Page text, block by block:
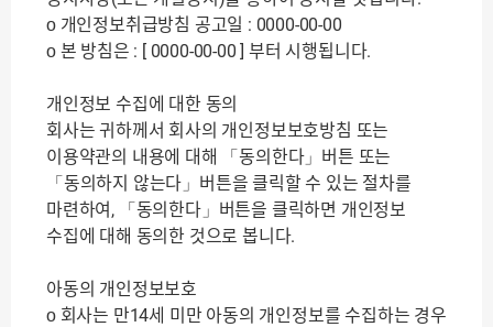
ο 개인정보취급방침 공고일 : 0000-00-00
ο 본 방침은 : [ 0000-00-00 ] 부터 시행됩니다.
개인정보 수집에 대한 동의
회사는 귀하께서 회사의 개인정보보호방침 또는
이용약관의 내용에 대해 「동의한다」버튼 또는
「동의하지 않는다」버튼을 클릭할 수 있는 절차를
마련하여, 「동의한다」버튼을 클릭하면 개인정보
수집에 대해 동의한 것으로 봅니다.
아동의 개인정보보호
ο 회사는 만14세 미만 아동의 개인정보를 수집하는 경우